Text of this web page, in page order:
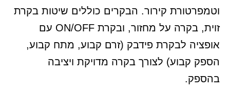
וטמפרטורת קירור. הבקרים כוללים שיטות בקרת
זוית, בקרה על מחזור, ובקרת ON/OFF עם
אופציה לבקרת פידבק (זרם קבוע, מתח קבוע,
הספק קבוע) לצורך בקרה מדויקת ויציבה
בהספק.